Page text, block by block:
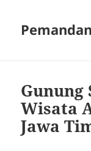
Gunung
Wisata
Jawa